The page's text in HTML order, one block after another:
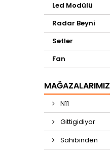
Led Modülü
Radar Beyni
Setler
Fan
MAĞAZALARIMIZ
N11
Gittigidiyor
Sahibinden